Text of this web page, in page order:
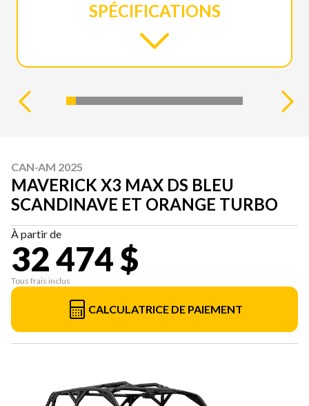
SPÉCIFICATIONS
CAN-AM 2025
MAVERICK X3 MAX DS BLEU
SCANDINAVE ET ORANGE TURBO
À partir de
32 474 $
Tous frais inclus
CALCULATRICE DE PAIEMENT